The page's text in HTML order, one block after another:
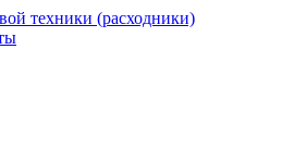
техники (расходники)